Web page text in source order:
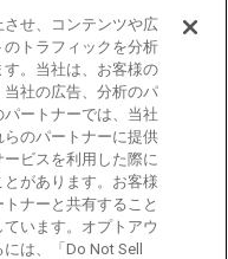
ルバイク
せ、コンテンツや広
トラフィックを分析
。当社は、お客様の
社の広告、分析のパ
ートナーでは、当社
のパートナーに提供
ビスを利用した際に
があります。お客様
ナーと共有すること
います。オプトアウ
は、「Do Not Sell